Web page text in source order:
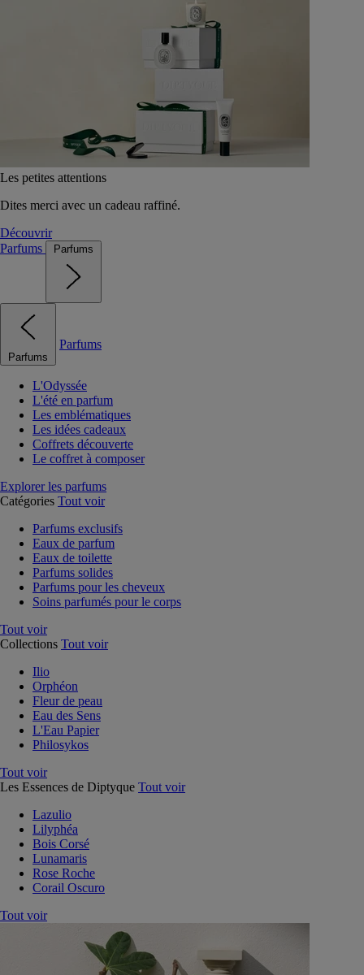
Les petites attentions
Dites merci avec un cadeau raffiné.
Découvrir
Parfums
Parfums
Parfums
Parfums
L'Odyssée
L'été en parfum
Les emblématiques
Les idées cadeaux
Coffrets découverte
Le coffret à composer
Explorer les parfums
Catégories Tout voir
Parfums exclusifs
Eaux de parfum
Eaux de toilette
Parfums solides
Parfums pour les cheveux
Soins parfumés pour le corps
Tout voir
Collections Tout voir
Ilio
Orphéon
Fleur de peau
Eau des Sens
L'Eau Papier
Philosykos
Tout voir
Les Essences de Diptyque Tout voir
Lazulio
Lilyphéa
Bois Corsé
Lunamaris
Rose Roche
Corail Oscuro
Tout voir